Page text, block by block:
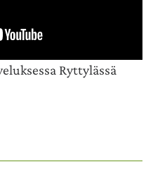
Ryttylässä